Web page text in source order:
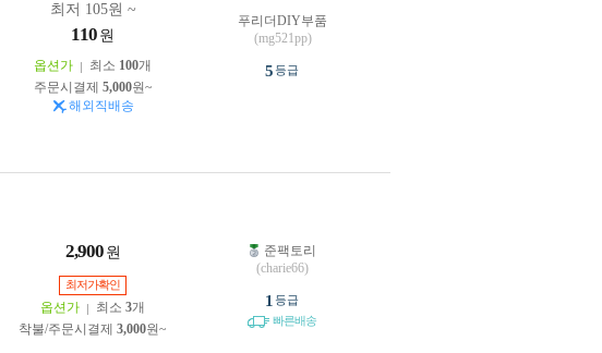
최저 105원 ~
110 원
옵션가 최소 100개
주문시결제 5,000원~
해외직배송
푸리더DIY부품
(mg521pp)
5등급
2,900 원
최저가확인
옵션가 최소 3개
착불/주문시결제 3,000원~
준팩토리
(charie66)
1 등급
빠른배송